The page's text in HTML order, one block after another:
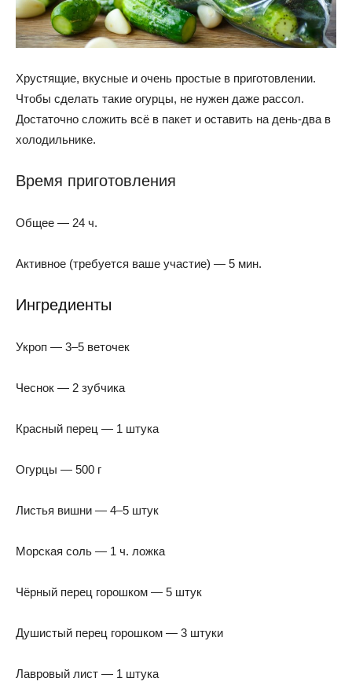
Хрустящие, вкусные и очень простые в приготовлении.
Чтобы сделать такие огурцы, не нужен даже рассол.
Достаточно сложить всё в пакет и оставить на день-два в
холодильнике.
Время приготовления
Общее — 24 ч.
Активное (требуется ваше участие) — 5 мин.
Ингредиенты
Укроп — 3–5 веточек
Чеснок — 2 зубчика
Красный перец — 1 штука
Огурцы — 500 г
Листья вишни — 4–5 штук
Морская соль — 1 ч. ложка
Чёрный перец горошком — 5 штук
Душистый перец горошком — 3 штуки
Лавровый лист — 1 штука